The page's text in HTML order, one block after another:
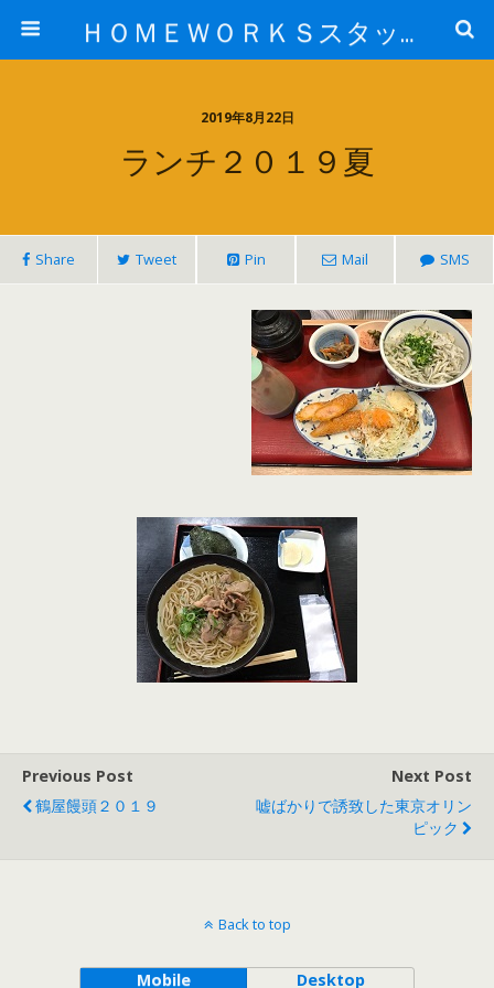
ＨＯＭＥＷＯＲＫＳスタッフ日記ブログ
2019年8月22日
ランチ２０１９夏
Share Tweet Pin Mail SMS
Previous Post
鶴屋饅頭２０１９
Next Post
嘘ばかりで誘致した東京オリン
ピック
Back to top
Mobile Desktop